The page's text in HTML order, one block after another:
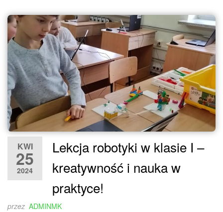
KWI
25
2024
Lekcja robotyki w klasie I –
kreatywność i nauka w
praktyce!
przez ADMINMK